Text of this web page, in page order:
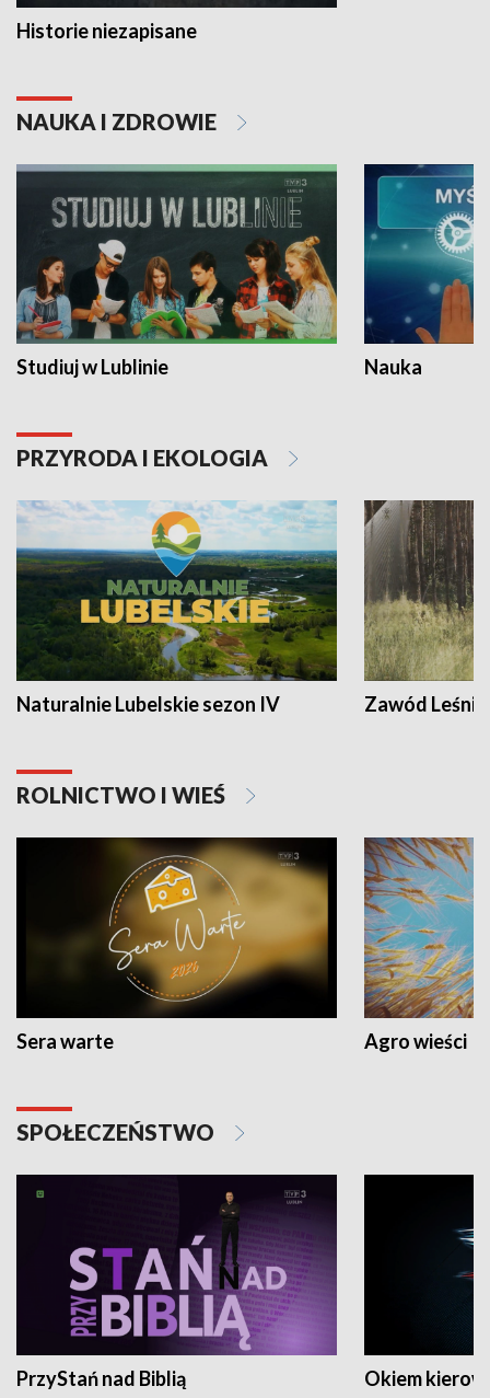
Historie niezapisane
NAUKA I ZDROWIE
Studiuj w Lublinie Nauka
PRZYRODA I EKOLOGIA
Naturalnie Lubelskie sezon IV Zawód Leśnik
ROLNICTWO I WIEŚ
Sera warte Agro wieści
SPOŁECZEŃSTWO
PrzyStań nad Biblią Okiem